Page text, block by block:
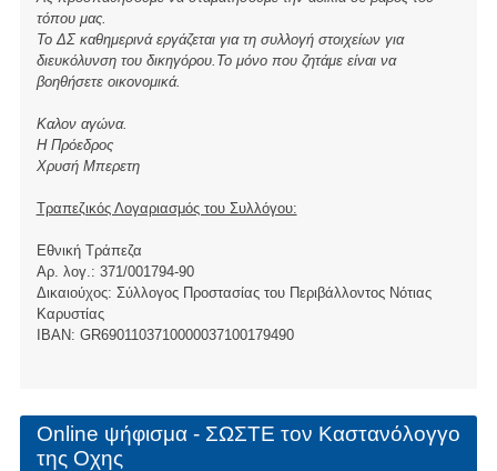
τόπου μας.
Το ΔΣ καθημερινά εργάζεται για τη συλλογή στοιχείων για
διευκόλυνση του δικηγόρου.Το μόνο που ζητάμε είναι να
βοηθήσετε οικονομικά.
Καλον αγώνα.
Η Πρόεδρος
Χρυσή Μπερετη
Τραπεζικός Λογαριασμός του Συλλόγου:
Εθνική Τράπεζα
Αρ. λογ.: 371/001794-90
Δικαιούχος: Σύλλογος Προστασίας του Περιβάλλοντος Νότιας
Καρυστίας
ΙBAN: GR6901103710000037100179490
Online ψήφισμα - ΣΩΣΤΕ τον Καστανόλογγο
της Οχης